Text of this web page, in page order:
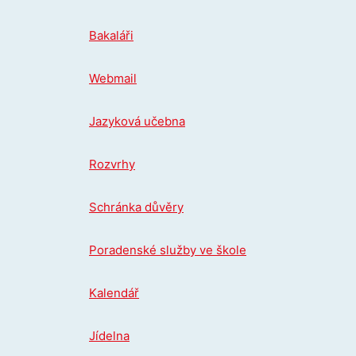
Bakaláři
Webmail
Jazyková učebna
Rozvrhy
Schránka důvěry
Poradenské služby ve škole
Kalendář
Jídelna